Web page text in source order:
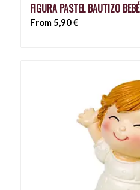
FIGURA PASTEL BAUTIZO BEBÉ
From 5,90€